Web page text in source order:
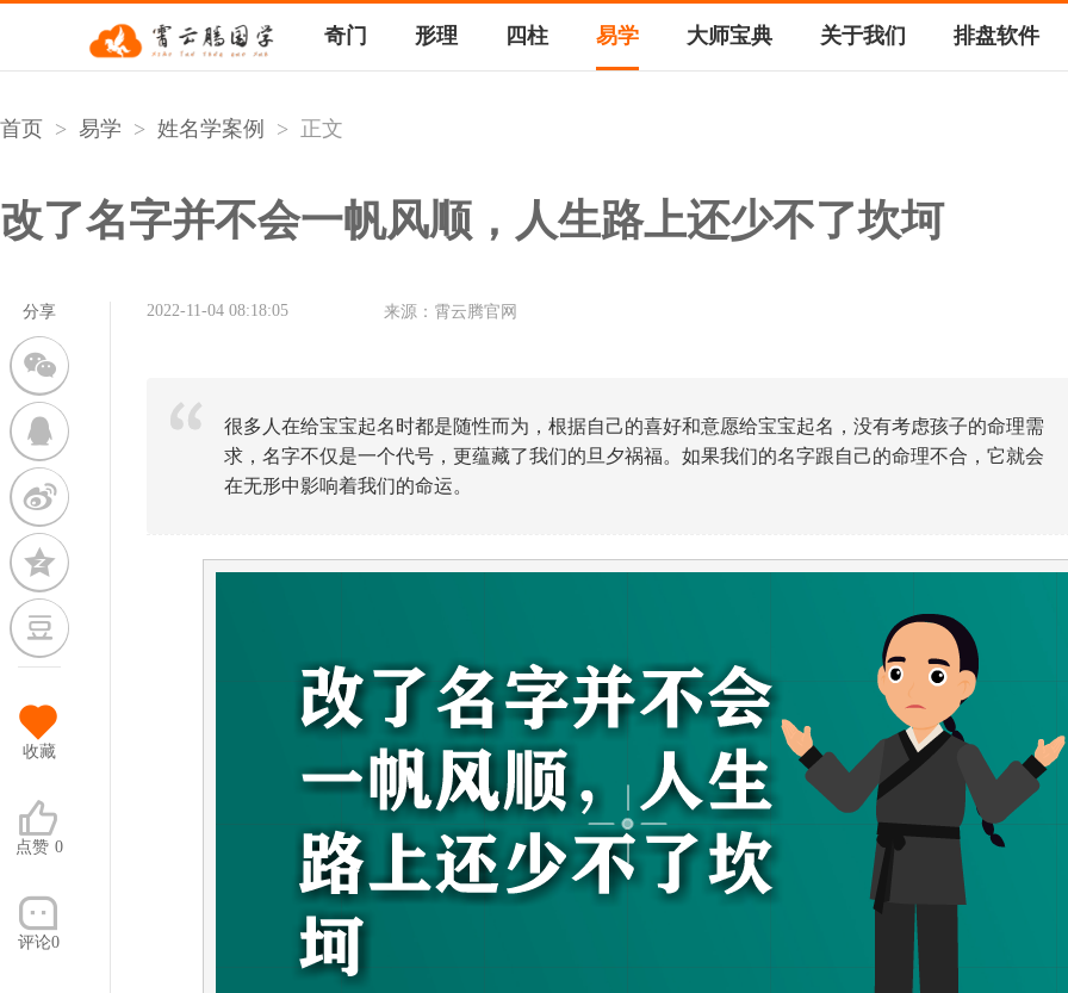
奇门 形理 四柱 易学 大师宝典 关于我们 排盘软件
首页 > 易学 > 姓名学案例 > 正文
改了名字并不会一帆风顺，人生路上还少不了坎坷
分享
收藏
点赞 0
评论0
2022-11-04 08:18:05 来源：霄云腾官网
很多人在给宝宝起名时都是随性而为，根据自己的喜好和意愿给宝宝起名，没有考虑孩子的命理需
求，名字不仅是一个代号，更蕴藏了我们的旦夕祸福。如果我们的名字跟自己的命理不合，它就会
在无形中影响着我们的命运。